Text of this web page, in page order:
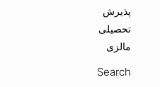
پذیرش
تحصیلی
مالزی
Search